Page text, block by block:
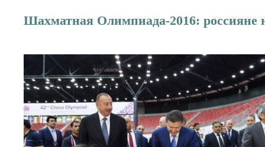
Шахматная Олимпиада-2016: россияне